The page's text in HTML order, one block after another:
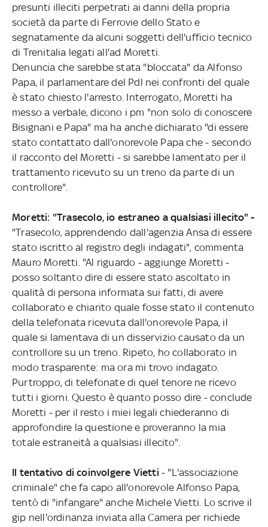
presunti illeciti perpetrati ai danni della propria
società da parte di Ferrovie dello Stato e
segnatamente da alcuni soggetti dell'ufficio tecnico
di Trenitalia legati all'ad Moretti.
Denuncia che sarebbe stata "bloccata" da Alfonso
Papa, il parlamentare del Pdl nei confronti del quale
è stato chiesto l'arresto. Interrogato, Moretti ha
messo a verbale, dicono i pm "non solo di conoscere
Bisignani e Papa" ma ha anche dichiarato "di essere
stato contattato dall'onorevole Papa che - secondo
il racconto del Moretti - si sarebbe lamentato per il
trattamento ricevuto su un treno da parte di un
controllore".
Moretti: "Trasecolo, io estraneo a qualsiasi illecito" -
"Trasecolo, apprendendo dall'agenzia Ansa di essere
stato iscritto al registro degli indagati", commenta
Mauro Moretti. "Al riguardo - aggiunge Moretti -
posso soltanto dire di essere stato ascoltato in
qualità di persona informata sui fatti, di avere
collaborato e chiarito quale fosse stato il contenuto
della telefonata ricevuta dall'onorevole Papa, il
quale si lamentava di un disservizio causato da un
controllore su un treno. Ripeto, ho collaborato in
modo trasparente: ma ora mi trovo indagato.
Purtroppo, di telefonate di quel tenore ne ricevo
tutti i giorni. Questo è quanto posso dire - conclude
Moretti - per il resto i miei legali chiederanno di
approfondire la questione e proveranno la mia
totale estraneità a qualsiasi illecito".
Il tentativo di coinvolgere Vietti - "L'associazione
criminale" che fa capo all'onorevole Alfonso Papa,
tentò di "infangare" anche Michele Vietti. Lo scrive il
gip nell'ordinanza inviata alla Camera per richiede